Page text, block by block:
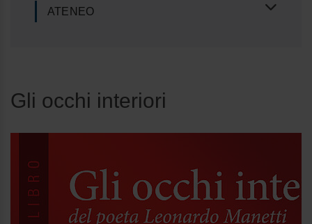
ATENEO
Gli occhi interiori